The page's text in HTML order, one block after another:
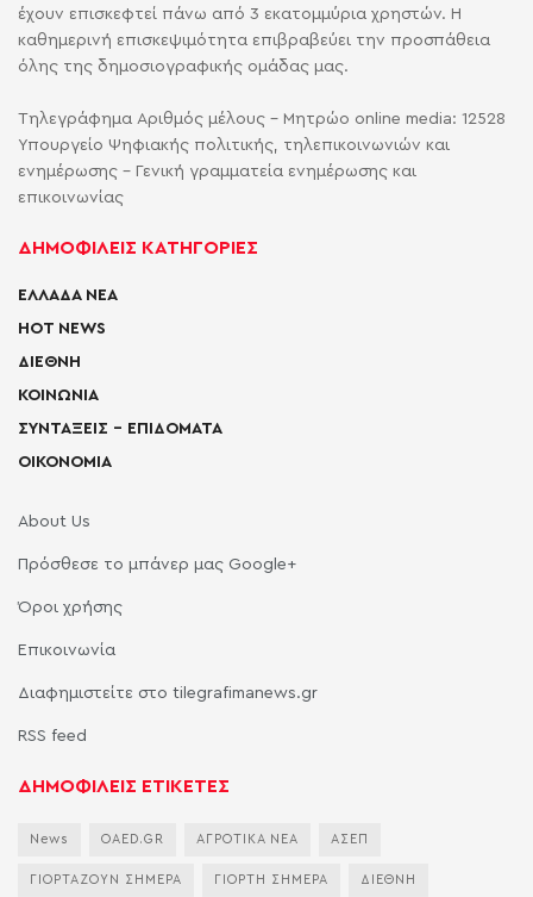
έχουν επισκεφτεί πάνω από 3 εκατομμύρια χρηστών. Η
καθημερινή επισκεψιμότητα επιβραβεύει την προσπάθεια
όλης της δημοσιογραφικής ομάδας μας.
Τηλεγράφημα Αριθμός μέλους - Μητρώο online media: 12528
Υπουργείο Ψηφιακής πολιτικής, τηλεπικοινωνιών και
ενημέρωσης - Γενική γραμματεία ενημέρωσης και
επικοινωνίας
ΔΗΜΟΦΙΛΕΙΣ ΚΑΤΗΓΟΡΙΕΣ
ΕΛΛΑΔΑ ΝΕΑ
HOT NEWS
ΔΙΕΘΝΗ
ΚΟΙΝΩΝΙΑ
ΣΥΝΤΑΞΕΙΣ – ΕΠΙΔΟΜΑΤΑ
ΟΙΚΟΝΟΜΙΑ
About Us
Πρόσθεσε το μπάνερ μας Google+
Όροι χρήσης
Επικοινωνία
Διαφημιστείτε στο tilegrafimanews.gr
RSS feed
ΔΗΜΟΦΙΛΕΙΣ ΕΤΙΚΕΤΕΣ
News OAED.GR ΑΓΡΟΤΙΚΑ ΝΕΑ ΑΣΕΠ
ΓΙΟΡΤΑΖΟΥΝ ΣΗΜΕΡΑ ΓΙΟΡΤΗ ΣΗΜΕΡΑ ΔΙΕΘΝΗ